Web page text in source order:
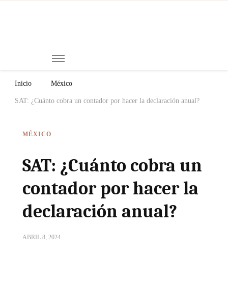
Inicio México
SAT: ¿Cuánto cobra un contador por hacer la declaración anual?
MÉXICO
SAT: ¿Cuánto cobra un
contador por hacer la
declaración anual?
ABRIL 8, 2024